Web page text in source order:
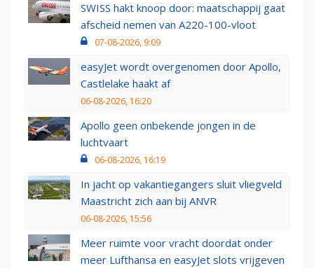
SWISS hakt knoop door: maatschappij gaat
afscheid nemen van A220-100-vloot
07-08-2026, 9:09
easyJet wordt overgenomen door Apollo,
Castlelake haakt af
06-08-2026, 16:20
Apollo geen onbekende jongen in de
luchtvaart
06-08-2026, 16:19
In jacht op vakantiegangers sluit vliegveld
Maastricht zich aan bij ANVR
06-08-2026, 15:56
Meer ruimte voor vracht doordat onder
meer Lufthansa en easyJet slots vrijgeven